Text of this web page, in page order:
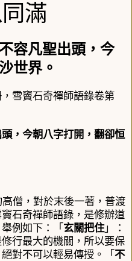
滿
容凡聖出頭，今
世界。
雪竇石奇禪師語錄卷第
，今朝八字打開，翻卻恒
僧，對於末後一著， 普渡
石奇禪師語錄，是修辦道
例如下：「 玄關把住」：
行最大的機關，所以要保
對不可以輕易傳授。「 不